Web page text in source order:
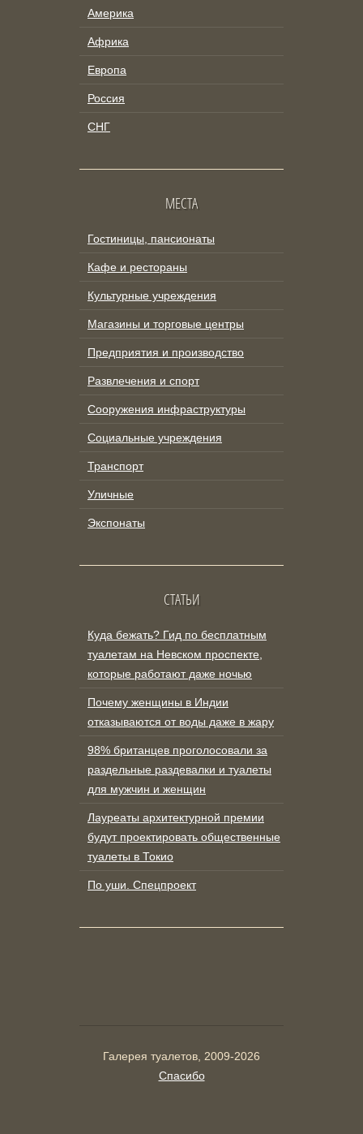
Америка
Африка
Европа
Россия
СНГ
МЕСТА
Гостиницы, пансионаты
Кафе и рестораны
Культурные учреждения
Магазины и торговые центры
Предприятия и производство
Развлечения и спорт
Сооружения инфраструктуры
Социальные учреждения
Транспорт
Уличные
Экспонаты
СТАТЬИ
Куда бежать? Гид по бесплатным
туалетам на Невском проспекте,
которые работают даже ночью
Почему женщины в Индии
отказываются от воды даже в жару
98% британцев проголосовали за
раздельные раздевалки и туалеты
для мужчин и женщин
Лауреаты архитектурной премии
будут проектировать общественные
туалеты в Токио
По уши. Спецпроект
Галерея туалетов, 2009-2026
Спасибо